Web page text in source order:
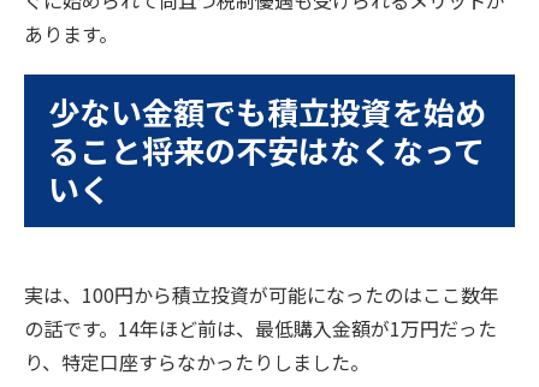
あります。
少ない金額でも積立投資を始め
ること将来の不安はなくなって
いく
実は、100円から積立投資が可能になったのはここ数年
の話です。14年ほど前は、最低購入金額が1万円だった
り、特定口座すらなかったりしました。